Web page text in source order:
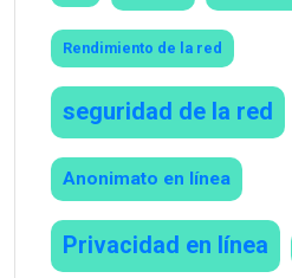
Rendimiento de la red
seguridad de la red
Anonimato en línea
Privacidad en línea